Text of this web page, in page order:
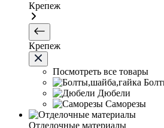
Крепеж
Крепеж
Посмотреть все товары
Дюбели
Саморезы
Отделочные материалы